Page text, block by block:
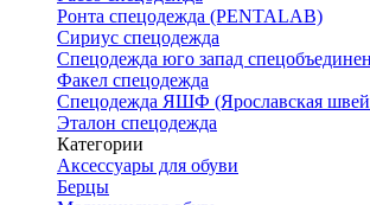
Ронта спецодежда (PENTALAB)
Сириус спецодежда
Спецодежда юго запад
Факел спецодежда
Спецодежда ЯШФ (Ярославская
Эталон спецодежда
Категории
Аксессуары для обуви
Берцы